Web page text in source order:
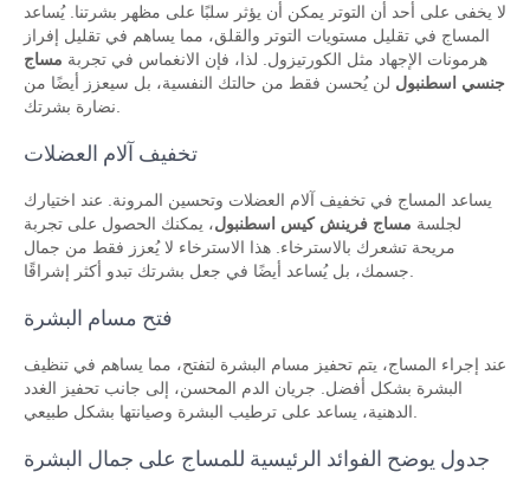
لا يخفى على أحد أن التوتر يمكن أن يؤثر سلبًا على مظهر بشرتنا. يُساعد
المساج في تقليل مستويات التوتر والقلق، مما يساهم في تقليل إفراز
هرمونات الإجهاد مثل الكورتيزول. لذا، فإن الانغماس في تجربة مساج
جنسي اسطنبول لن يُحسن فقط من حالتك النفسية، بل سيعزز أيضًا من
تخفيف آلام العضلات
يساعد المساج في تخفيف آلام العضلات وتحسين المرونة. عند اختيارك
لجلسة مساج فرينش كيس اسطنبول، يمكنك الحصول على تجربة
مريحة تشعرك بالاسترخاء. هذا الاسترخاء لا يُعزز فقط من جمال
فتح مسام البشرة
عند إجراء المساج، يتم تحفيز مسام البشرة لتفتح، مما يساهم في تنظيف
البشرة بشكل أفضل. جريان الدم المحسن، إلى جانب تحفيز الغدد
جدول يوضح الفوائد الرئيسية للمساج على جمال البشرة